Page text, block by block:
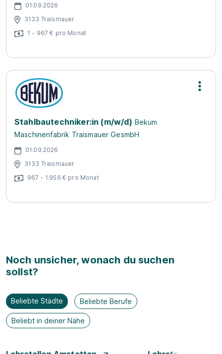
01.09.2026
3133 Traismauer
1 - 967 € pro Monat
Stahlbautechniker:in (m/w/d) Bekum
Maschinenfabrik Traismauer GesmbH
01.09.2026
3133 Traismauer
967 - 1.956 € pro Monat
Noch unsicher, wonach du suchen
sollst?
Beliebte Städte Beliebte Berufe
Beliebt in deiner Nähe